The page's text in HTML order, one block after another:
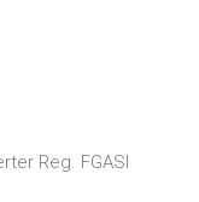
Reg. FGASI